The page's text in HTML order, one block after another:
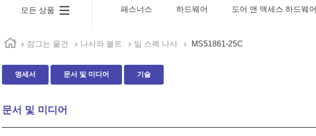
모든 상품 패스너스 하드웨어 도어 앤 액세스 하드웨어
잠그는 물건 나사와 볼트 밀 스펙 나사 MS51861-25C
명세서 문서 및 미디어 기술
문서 및 미디어
1 .
.
m81934
5.
8.
1644